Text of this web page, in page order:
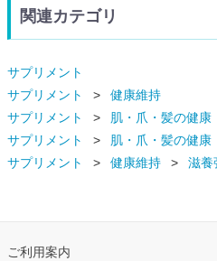
関連カテゴリ
サプリメント
サプリメント
健康維持
サプリメント
肌・爪・髪の健康
サプリメント
肌・爪・髪の健康
サプリメント
健康維持 滋養
ご利用案内